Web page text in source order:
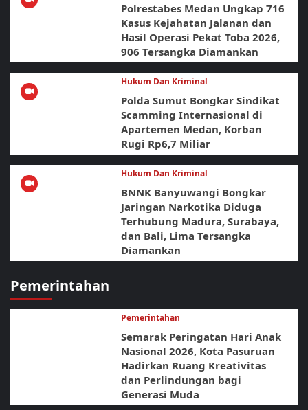
Polrestabes Medan Ungkap 716
Kasus Kejahatan Jalanan dan
Hasil Operasi Pekat Toba 2026,
906 Tersangka Diamankan
Hukum Dan Kriminal
Polda Sumut Bongkar Sindikat
Scamming Internasional di
Apartemen Medan, Korban
Rugi Rp6,7 Miliar
Hukum Dan Kriminal
BNNK Banyuwangi Bongkar
Jaringan Narkotika Diduga
Terhubung Madura, Surabaya,
dan Bali, Lima Tersangka
Diamankan
Pemerintahan
Pemerintahan
Semarak Peringatan Hari Anak
Nasional 2026, Kota Pasuruan
Hadirkan Ruang Kreativitas
dan Perlindungan bagi
Generasi Muda